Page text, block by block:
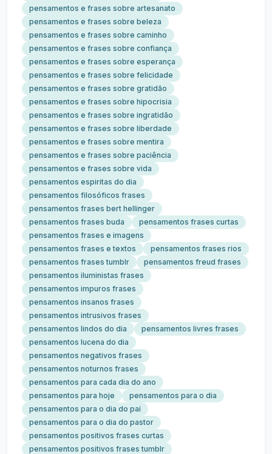
pensamentos e frases sobre artesanato
pensamentos e frases sobre beleza
pensamentos e frases sobre caminho
pensamentos e frases sobre confiança
pensamentos e frases sobre esperança
pensamentos e frases sobre felicidade
pensamentos e frases sobre gratidão
pensamentos e frases sobre hipocrisia
pensamentos e frases sobre ingratidão
pensamentos e frases sobre liberdade
pensamentos e frases sobre mentira
pensamentos e frases sobre paciência
pensamentos e frases sobre vida
pensamentos espiritas do dia
pensamentos filosóficos frases
pensamentos frases bert hellinger
pensamentos frases buda
pensamentos frases curtas
pensamentos frases e imagens
pensamentos frases e textos
pensamentos frases rios
pensamentos frases tumblr
pensamentos freud frases
pensamentos iluministas frases
pensamentos impuros frases
pensamentos insanos frases
pensamentos intrusivos frases
pensamentos lindos do dia
pensamentos livres frases
pensamentos lucena do dia
pensamentos negativos frases
pensamentos noturnos frases
pensamentos para cada dia do ano
pensamentos para hoje
pensamentos para o dia
pensamentos para o dia do pai
pensamentos para o dia do pastor
pensamentos positivos frases curtas
pensamentos positivos frases tumblr